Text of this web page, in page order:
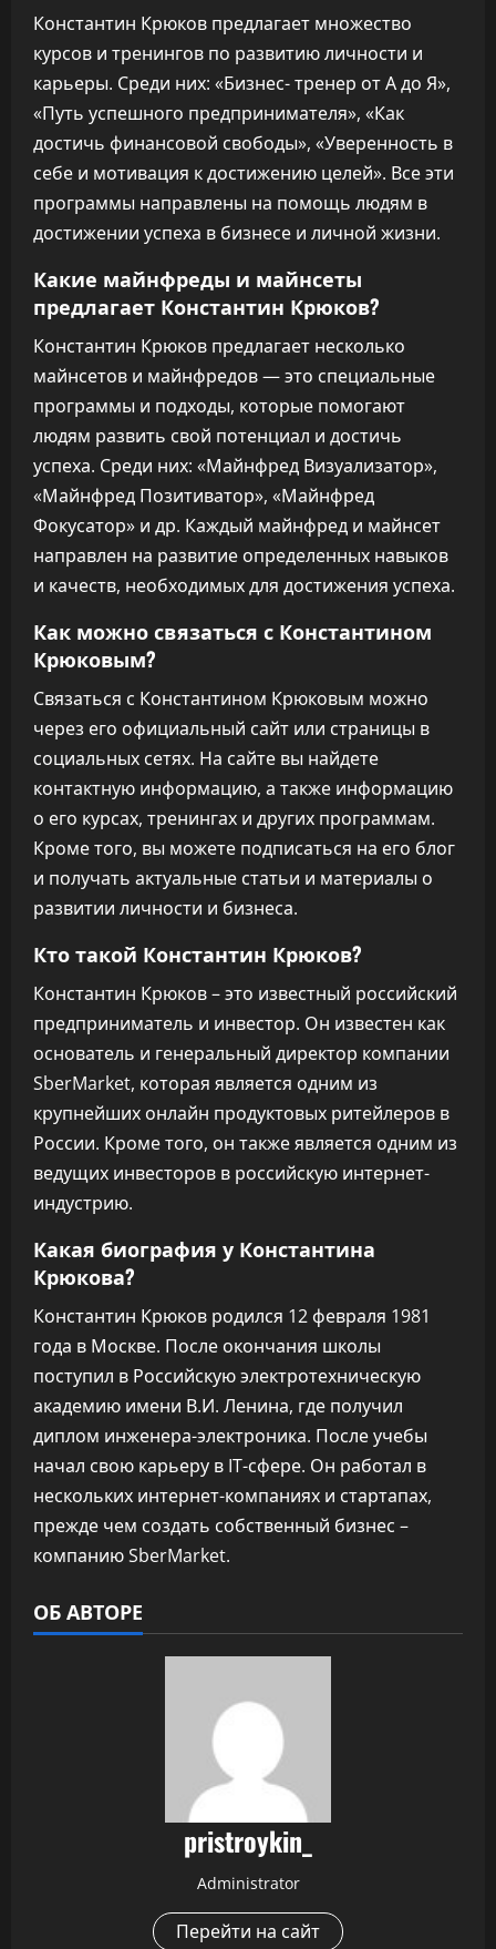
Константин Крюков предлагает множество
курсов и тренингов по развитию личности и
карьеры. Среди них: «Бизнес- тренер от А до Я»,
«Путь успешного предпринимателя», «Как
достичь финансовой свободы», «Уверенность в
себе и мотивация к достижению целей». Все эти
программы направлены на помощь людям в
достижении успеха в бизнесе и личной жизни.
Какие майнфреды и майнсеты
предлагает Константин Крюков?
Константин Крюков предлагает несколько
майнсетов и майнфредов — это специальные
программы и подходы, которые помогают
людям развить свой потенциал и достичь
успеха. Среди них: «Майнфред Визуализатор»,
«Майнфред Позитиватор», «Майнфред
Фокусатор» и др. Каждый майнфред и майнсет
направлен на развитие определенных навыков
и качеств, необходимых для достижения успеха.
Как можно связаться с Константином
Крюковым?
Связаться с Константином Крюковым можно
через его официальный сайт или страницы в
социальных сетях. На сайте вы найдете
контактную информацию, а также информацию
о его курсах, тренингах и других программам.
Кроме того, вы можете подписаться на его блог
и получать актуальные статьи и материалы о
развитии личности и бизнеса.
Кто такой Константин Крюков?
Константин Крюков – это известный российский
предприниматель и инвестор. Он известен как
основатель и генеральный директор компании
SberMarket, которая является одним из
крупнейших онлайн продуктовых ритейлеров в
России. Кроме того, он также является одним из
ведущих инвесторов в российскую интернет-
индустрию.
Какая биография у Константина
Крюкова?
Константин Крюков родился 12 февраля 1981
года в Москве. После окончания школы
поступил в Российскую электротехническую
академию имени В.И. Ленина, где получил
диплом инженера-электроника. После учебы
начал свою карьеру в IT-сфере. Он работал в
нескольких интернет-компаниях и стартапах,
прежде чем создать собственный бизнес –
компанию SberMarket.
ОБ АВТОРЕ
pristroykin_
Administrator
Перейти на сайт